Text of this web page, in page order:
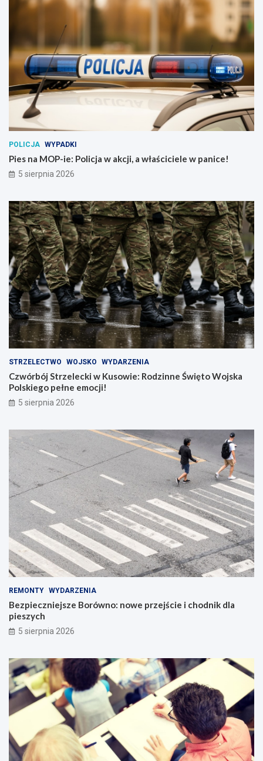
POLICJA WYPADKI
Pies na MOP-ie: Policja w akcji, a właściciele w panice!
5 sierpnia 2026
STRZELECTWO WOJSKO WYDARZENIA
Czwórbój Strzelecki w Kusowie: Rodzinne Święto Wojska
Polskiego pełne emocji!
5 sierpnia 2026
REMONTY WYDARZENIA
Bezpieczniejsze Borówno: nowe przejście i chodnik dla
pieszych
5 sierpnia 2026